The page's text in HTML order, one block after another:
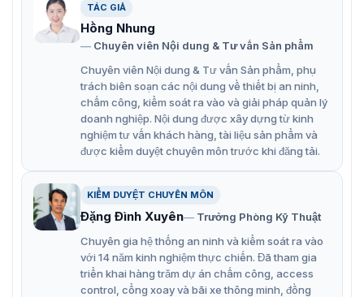
Tương thích với EM 125 kHz, MIFARE, DESFire, FeliCa,
và NFC/BLE.
Đạt chuẩn IP67 và IK08, phù hợp với môi trường khắc
Lắp vào gangbox tiết kiệm không gian.
Hỗ trợ bàn phím 3×4, điều khiển còi báo và LED.
Hoạt động ổn định từ -35°C đến 65°C.
Sử dụng DC 12V tiết kiệm năng lượng.
Bộ nhớ 512KB Flash + 160KB RAM.
Sử dụng đa chức năng đa thẻ cùng một lúc.
TÁC GIẢ
Hồng Nhung
Chuyên viên Nội dung & Tư vấn Sản phẩm
Chuyên viên Nội dung & Tư vấn Sản phẩm, phụ
trách biên soạn các nội dung về thiết bị an ninh,
chấm công, kiểm soát ra vào và giải pháp quản lý
doanh nghiệp. Nội dung được xây dựng từ kinh
nghiệm tư vấn khách hàng, tài liệu sản phẩm và
được kiểm duyệt chuyên môn trước khi đăng tải.
KIỂM DUYỆT CHUYÊN MÔN
Đặng Đình Xuyên
Trưởng Phòng Kỹ Thuật
Chuyên gia hệ thống an ninh và kiểm soát ra vào
với 14 năm kinh nghiệm thực chiến. Đã tham gia
triển khai hàng trăm dự án chấm công, access
control, cổng xoay và bãi xe thông minh, đồng